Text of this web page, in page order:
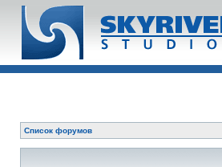
Список форумов